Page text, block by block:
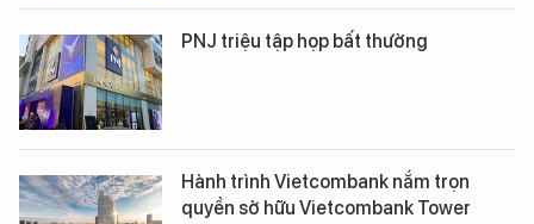
PNJ triệu tập họp bất thường
Hành trình Vietcombank nắm trọn
quyền sở hữu Vietcombank Tower